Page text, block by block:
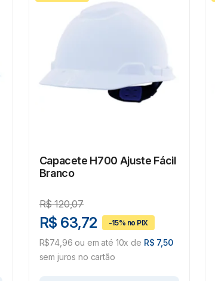
Capacete H700 Ajuste Fácil
Branco
R$120,07
R$ 63,72
R$74,96 ou em até 10x de R$ 7,50
sem juros no cartão